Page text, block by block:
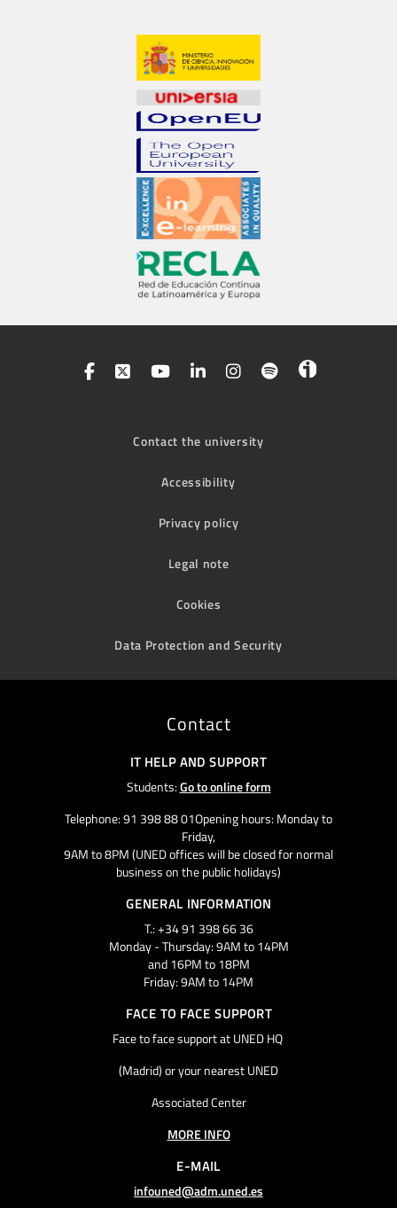
Contact the university
Accessibility
Privacy policy
Legal note
Cookies
Data Protection and Security
Contact
IT HELP AND SUPPORT
Students:Go to online form
Telephone: 91 398 88 01Opening hours: Monday to
Friday,
9AM to 8PM (UNED offices will be closed for normal
business on the public holidays)
GENERAL INFORMATION
T.: +34 91 398 66 36
Monday - Thursday: 9AM to 14PM
and 16PM to 18PM
Friday: 9AM to 14PM
FACE TO FACE SUPPORT
Face to face support at UNED HQ
(Madrid) or your nearest UNED
Associated Center
MORE INFO
E-MAIL
infouned@adm.uned.es